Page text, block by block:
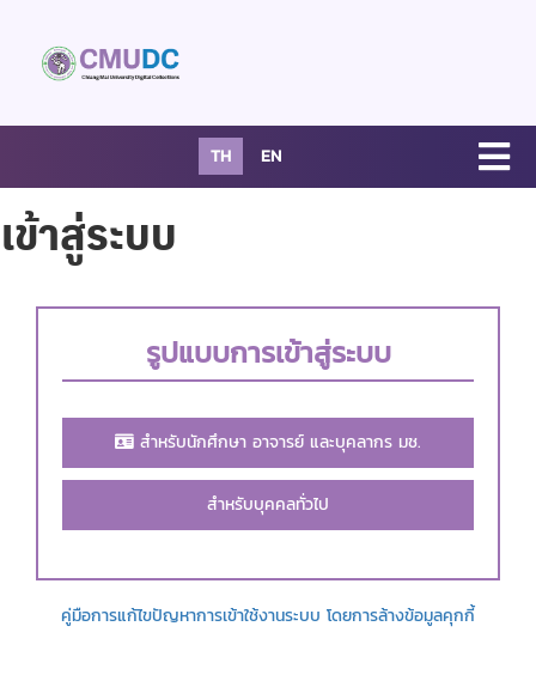
TH EN
เข้าสู่ระบบ
รูปแบบการเข้าสู่ระบบ
สำหรับนักศึกษา อาจารย์ และบุคลากร มช.
สำหรับบุคคลทั่วไป
คู่มือการแก้ไขปัญหาการเข้าใช้งานระบบ โดยการล้างข้อมูลคุกกี้